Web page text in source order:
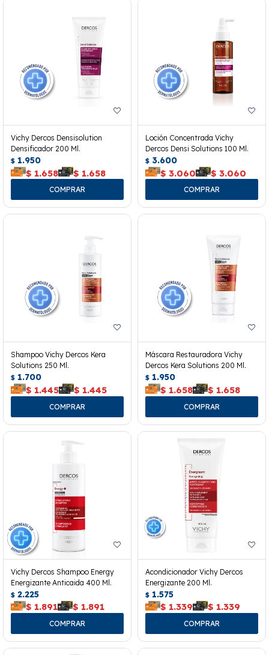
Vichy Dercos Densisolution
Densificador 200 Ml.
$ 1.950
$ 1.658 $ 1.658
Loción Concentrada Vichy
Dercos Densi Solutions 100 Ml.
$ 3.600
$ 3.060 $ 3.060
Shampoo Vichy Dercos Kera
Solutions 250 Ml.
$ 1.700
$ 1.445 $ 1.445
Máscara Restauradora Vichy
Dercos Kera Solutions 200 Ml.
$ 1.950
$ 1.658 $ 1.658
Vichy Dercos Shampoo Energy
Energizante Anticaida 400 Ml.
$ 2.225
$ 1.891 $ 1.891
Acondicionador Vichy Dercos
Energizante 200 Ml.
$ 1.575
$ 1.339 $ 1.339